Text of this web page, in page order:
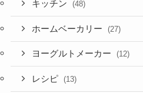
キッチン (48)
ホームベーカリー (27)
ヨーグルトメーカー (12)
レシピ (13)